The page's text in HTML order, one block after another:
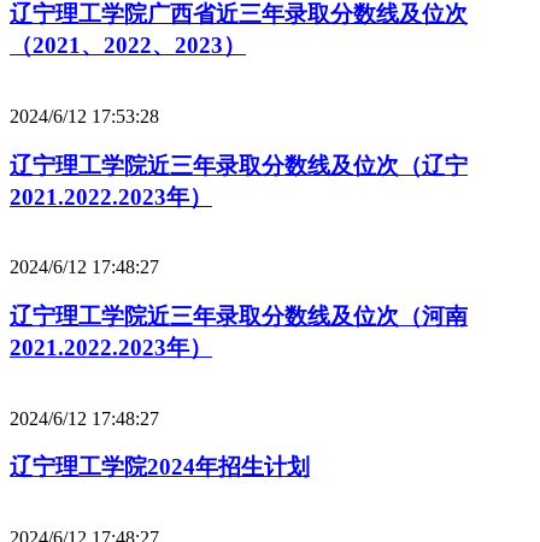
辽宁理工学院广西省近三年录取分数线及位次
（2021、2022、2023）
2024/6/12 17:53:28
辽宁理工学院近三年录取分数线及位次（辽宁
2021.2022.2023年）
2024/6/12 17:48:27
辽宁理工学院近三年录取分数线及位次（河南
2021.2022.2023年）
2024/6/12 17:48:27
辽宁理工学院2024年招生计划